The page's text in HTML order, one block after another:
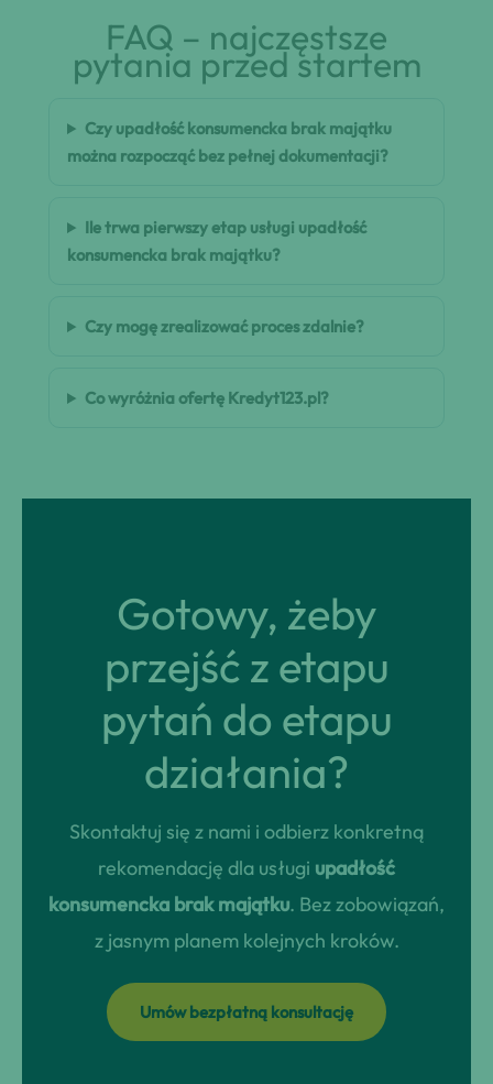
FAQ – najczęstsze
pytania przed startem
Czy upadłość konsumencka brak majątku
można rozpocząć bez pełnej dokumentacji?
Ile trwa pierwszy etap usługi upadłość
konsumencka brak majątku?
Czy mogę zrealizować proces zdalnie?
Co wyróżnia ofertę Kredyt123.pl?
Gotowy, żeby
przejść z etapu
pytań do etapu
działania?
Skontaktuj się z nami i odbierz konkretną
rekomendację dla usługi upadłość
konsumencka brak majątku. Bez zobowiązań,
z jasnym planem kolejnych kroków.
Umów bezpłatną konsultację